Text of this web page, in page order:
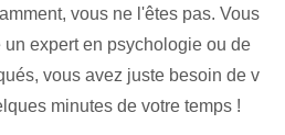
vous ne l'êtes pas. Vous
expert en psychologie ou de
vous avez juste besoin de v
minutes de votre temps !